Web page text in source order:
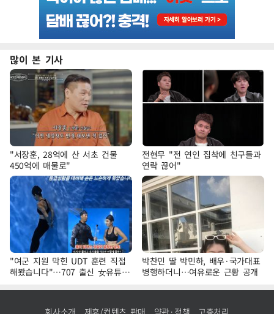
많이 본 기사
"서장훈, 28억에 산 서초 건물
450억에 매물로"
전현무 "전 연인 집착에 친구들과
연락 끊어"
"여군 지원 막힌 UDT 훈련 직접
해봤습니다"…707 출신 女유튜버
'완벽 소화'
박찬민 딸 박민하, 배우·국가대표
병행하더니…여유로운 근황 공개
회사소개 제휴/컨텐츠 판매 약관·정책 고충처리